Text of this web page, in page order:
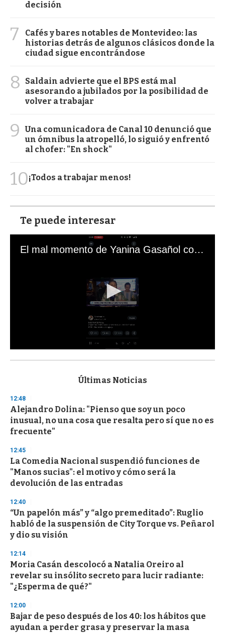
decisión
7
Cafés y bares notables de Montevideo: las
historias detrás de algunos clásicos donde la
ciudad sigue encontrándose
8
Saldain advierte que el BPS está mal
asesorando a jubilados por la posibilidad de
volver a trabajar
9
Una comunicadora de Canal 10 denunció que
un ómnibus la atropelló, lo siguió y enfrentó
al chofer: "En shock"
10¡Todos a trabajar menos!
Te puede interesar
El mal momento de Yanina Gasañol con un hincha argentino en "Subrayado"
s
d
s
o
f
3
s
e
c
o
n
Últimas Noticias
12:48
Alejandro Dolina: "Pienso que soy un poco
inusual, no una cosa que resalta pero sí que no es
frecuente"
12:45
La Comedia Nacional suspendió funciones de
"Manos sucias": el motivo y cómo será la
devolución de las entradas
12:40
“Un papelón más” y “algo premeditado”: Ruglio
habló de la suspensión de City Torque vs. Peñarol
y dio su visión
12:14
Moria Casán descolocó a Natalia Oreiro al
revelar su insólito secreto para lucir radiante:
"¿Esperma de qué?"
12:00
Bajar de peso después de los 40: los hábitos que
ayudan a perder grasa y preservar la masa